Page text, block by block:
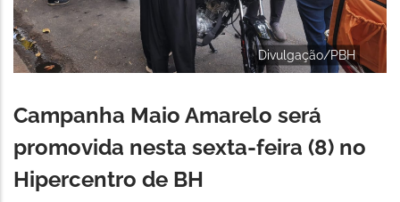
Divulgação/PBH
Campanha Maio Amarelo será
promovida nesta sexta-feira (8) no
Hipercentro de BH